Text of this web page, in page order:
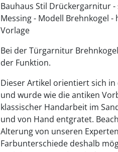
Bauhaus Stil Drückergarnitur
Messing - Modell Brehnkogel
Vorlage
Bei der Türgarnitur
der Funktion.
Dieser Artikel orientiert sich
und wurde wie die antiken
klassischer Handarbeit im
und von Hand entgratet.
Alterung von unseren
Farbunterschiede deshalb